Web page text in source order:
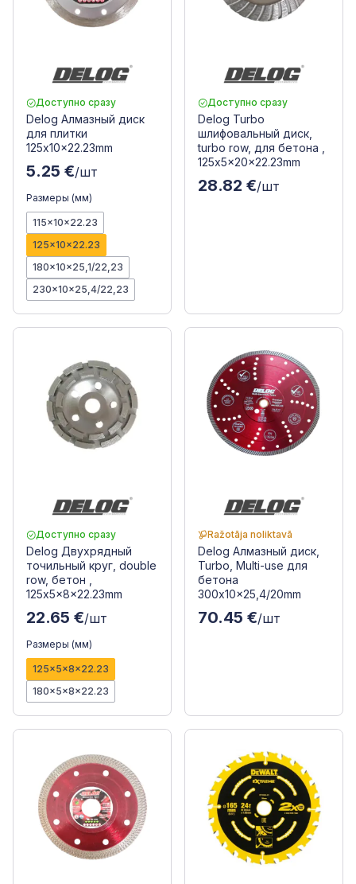
Доступно сразу
Delog Алмазный диск
для плитки
125x10x22.23mm
5.25 €/шт
Размеры (мм)
115x10x22.23
125x10x22.23
180x10x25,1/22,23
230x10x25,4/22,23
Доступно сразу
Delog Turbo
шлифовальный диск,
turbo row, для бетона ,
125x5x20x22.23mm
28.82 €/шт
Доступно сразу
Delog Двухрядный
точильный круг, double
row, бетон ,
125x5x8x22.23mm
22.65 €/шт
Размеры (мм)
125x5x8x22.23
180x5x8x22.23
Ražotāja noliktavā
Delog Алмазный диск,
Turbo, Multi-use для
бетона
300x10x25,4/20mm
70.45 €/шт